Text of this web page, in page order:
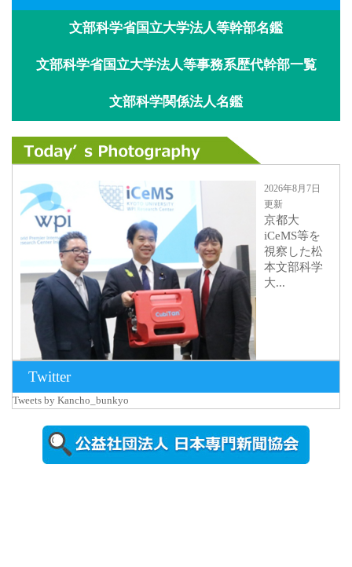
文部科学省国立大学法人等幹部名鑑
文部科学省国立大学法人等事務系歴代幹部一覧
文部科学関係法人名鑑
2026年8月7日
更新
京都大
iCeMS等を
視察した松
本文部科学
大...
2026年8月5日
更新
農工大で大
Twitter
Tweets by Kancho_bunkyo